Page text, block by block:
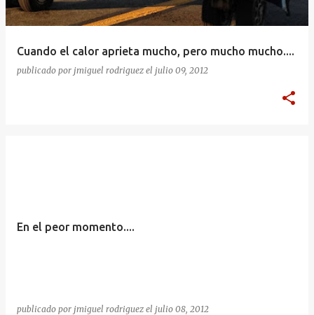
Cuando el calor aprieta mucho, pero mucho mucho....
publicado por jmiguel rodriguez el julio 09, 2012
En el peor momento....
publicado por jmiguel rodriguez el julio 08, 2012